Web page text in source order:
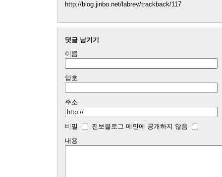
http://blog.jinbo.net/labrev/trackback/117
댓글 남기기
이름
암호
주소
비밀
진보블로그 메인에 공개하지 않음
내용